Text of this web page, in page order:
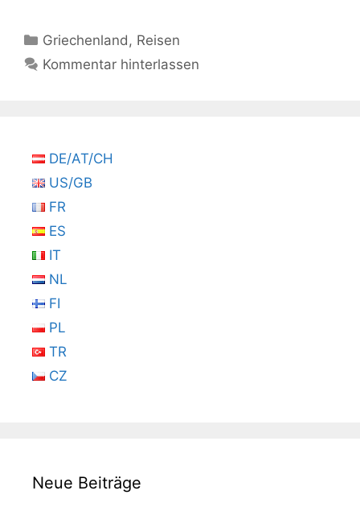
Kategorien
Griechenland, Reisen
Kommentar hinterlassen
DE/AT/CH
US/GB
FR
ES
IT
NL
FI
PL
TR
CZ
Neue Beiträge